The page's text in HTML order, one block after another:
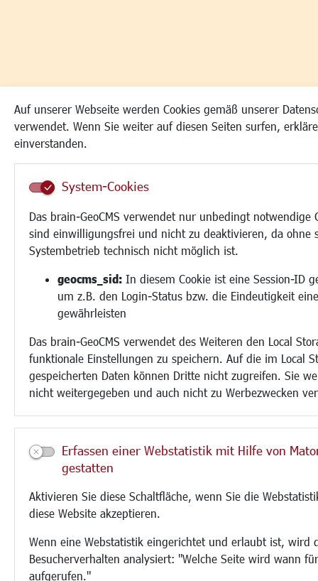
Auf unserer Webseite werden Cookies gemäß unserer
verwendet. Wenn Sie weiter auf diesen Seiten surfen,
einverstanden.
System-Cookies
Das brain-GeoCMS verwendet nur unbedingt notwendige
sind einwilligungsfrei und nicht zu deaktivieren, da ohne
Systembetrieb technisch nicht möglich ist.
geocms_sid: In diesem Cookie ist eine Session-ID
um z.B. den Login-Status bzw. die Eindeutigkeit
gewährleisten
Das brain-GeoCMS verwendet des Weiteren den Local
funktionale Einstellungen zu speichern. Auf die im Local
gespeicherten Daten können Dritte nicht zugreifen. Sie
nicht weitergegeben und auch nicht zu Werbezwecken
Erfassen einer Webstatistik mit Hilfe von
gestatten
Aktivieren Sie diese Schaltfläche, wenn Sie die
diese Website akzeptieren.
Wenn eine Webstatistik eingerichtet und erlaubt ist, wird
Besucherverhalten analysiert: "Welche Seite wird wann
aufgerufen."